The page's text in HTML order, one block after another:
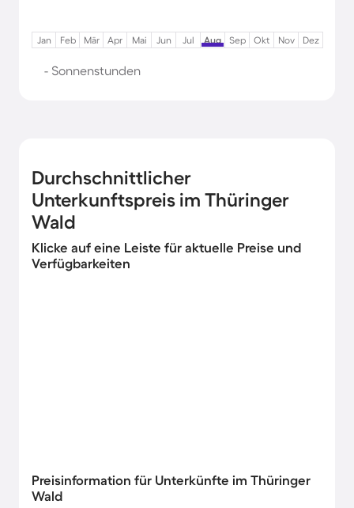
Jan Feb Mär Apr Mai Jun Jul Aug Sep Okt Nov Dez
- Sonnenstunden
Durchschnittlicher
Unterkunftspreis im Thüringer
Wald
Klicke auf eine Leiste für aktuelle Preise und
Verfügbarkeiten
Preisinformation für Unterkünfte im Thüringer
Wald